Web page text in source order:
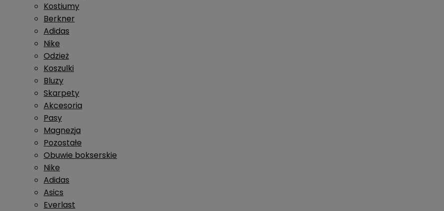
Kostiumy
Berkner
Adidas
Nike
Odzież
Koszulki
Bluzy
Skarpety
Akcesoria
Pasy
Magnezja
Pozostałe
Obuwie bokserskie
Nike
Adidas
Asics
Everlast